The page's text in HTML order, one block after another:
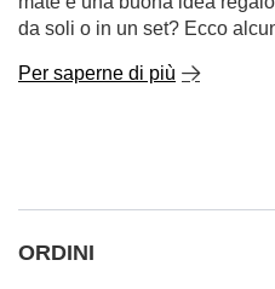
da soli o in un set? Ecco
Per saperne di più
ORDINI